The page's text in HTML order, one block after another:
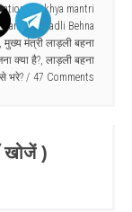
,
Mukhya mantri
Ladli Behna
, मुख्य मंत्री लाड़ली बहना
क्या है?, लाड़ली बहना
भरे?
47 Comments
खोजें )